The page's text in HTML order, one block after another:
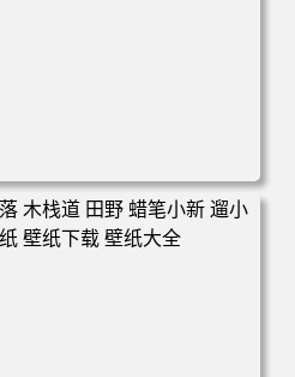
猫 猫咪 萌宠 电脑桌面 高清壁